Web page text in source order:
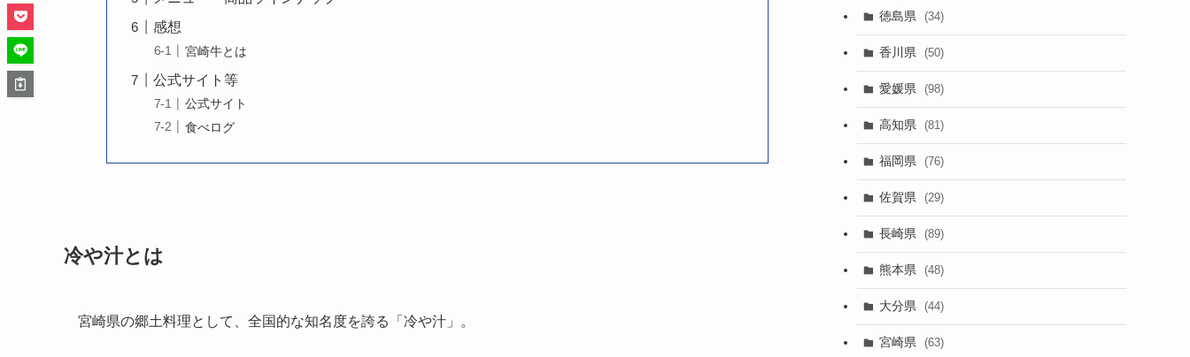
感想
宮崎牛とは
公式サイト等
公式サイト
食べログ
冷や汁とは
宮崎県の郷土料理として、全国的な知名度を誇る「冷や汁」。
徳島県 (34)
香川県 (50)
愛媛県 (98)
高知県 (81)
福岡県 (76)
佐賀県 (29)
長崎県 (89)
熊本県 (48)
大分県 (44)
宮崎県 (63)